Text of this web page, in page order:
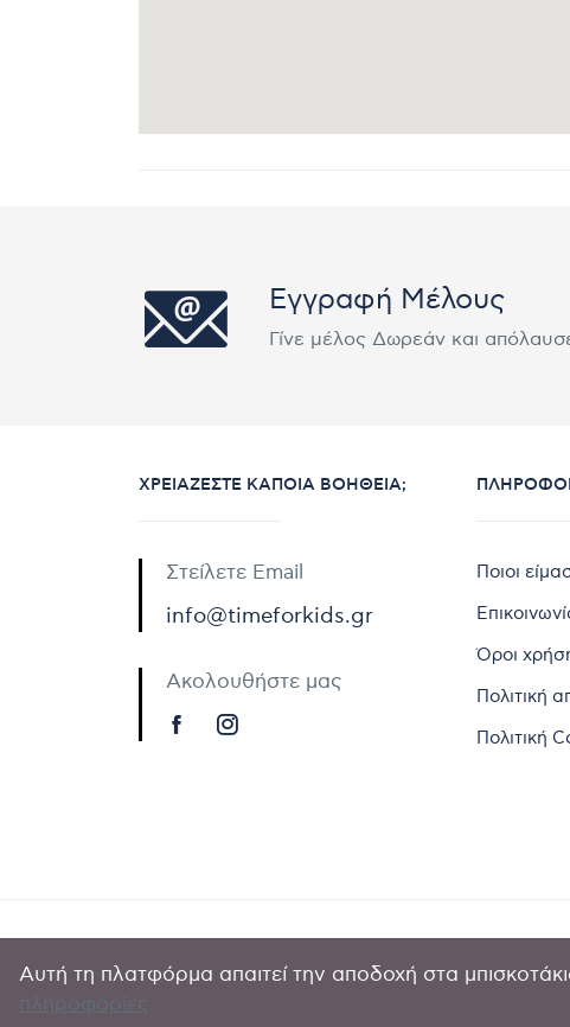
Εγγραφή Μέλους
Γίνε μέλος Δωρεάν και
ΧΡΕΙΆΖΕΣΤΕ ΚΆΠΟΙΑ ΒΟΉΘΕΙΑ;
Στείλετε Email
info@timeforkids.gr
Ακολουθήστε μας
Ποιοι
Όροι
Πολιτική
Πολιτική
Copyright ©
Αυτή τη πλατφόρμα απαιτεί την αποδοχή στα